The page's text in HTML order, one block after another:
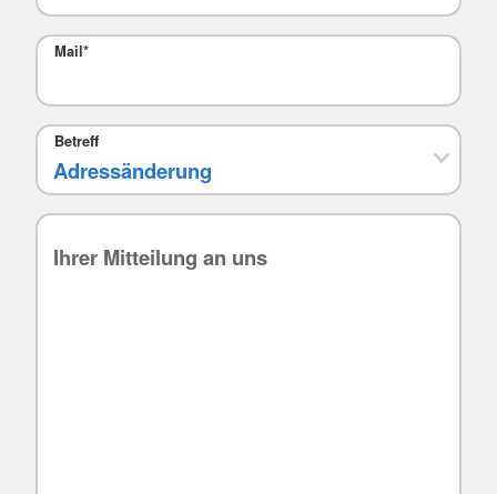
Mail*
Betreff